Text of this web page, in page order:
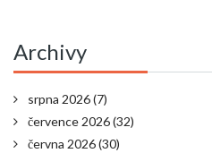
Archivy
srpna 2026(7)
července 2026(32)
června 2026(30)